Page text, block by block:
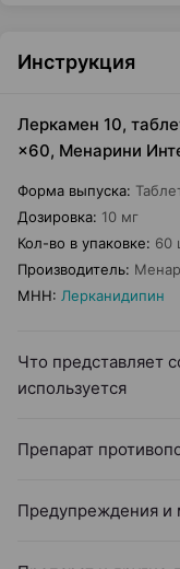
Инструкция
Леркамен 10,
×60, Менарини
Форма выпуска:
Дозировка: 10 мг
Кол-во в упаковке: 60
Производитель:
МНН: Лерканидипин
Что представляет
используется
Препарат
Предупреждения и